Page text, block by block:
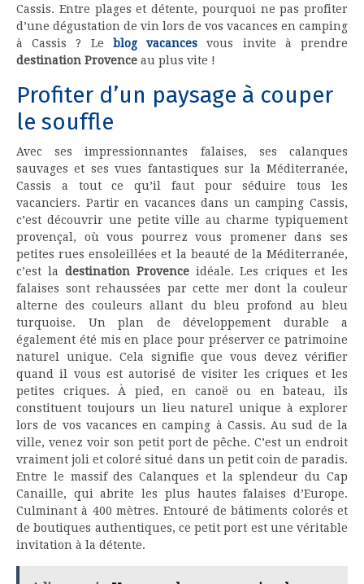
Cassis. Entre plages et détente, pourquoi ne pas profiter
d’une dégustation de vin lors de vos vacances en camping
à Cassis ? Le blog vacances vous invite à prendre
destination Provence au plus vite !
Profiter d’un paysage à couper
le souffle
Avec ses impressionnantes falaises, ses calanques
sauvages et ses vues fantastiques sur la Méditerranée,
Cassis a tout ce qu’il faut pour séduire tous les
vacanciers. Partir en vacances dans un camping Cassis,
c’est découvrir une petite ville au charme typiquement
provençal, où vous pourrez vous promener dans ses
petites rues ensoleillées et la beauté de la Méditerranée,
c’est la destination Provenceidéale. Les criques et les
falaises sont rehaussées par cette mer dont la couleur
alterne des couleurs allant du bleu profond au bleu
turquoise. Un plan de développement durable a
également été mis en place pour préserver ce patrimoine
naturel unique. Cela signifie que vous devez vérifier
quand il vous est autorisé de visiter les criques et les
petites criques. À pied, en canoë ou en bateau, ils
constituent toujours un lieu naturel unique à explorer
lors de vos vacances en camping à Cassis. Au sud de la
ville, venez voir son petit port de pêche. C’est un endroit
vraiment joli et coloré situé dans un petit coin de paradis.
Entre le massif des Calanques et la splendeur du Cap
Canaille, qui abrite les plus hautes falaises d’Europe.
Culminant à 400 mètres. Entouré de bâtiments colorés et
de boutiques authentiques, ce petit port est une véritable
invitation à la détente.